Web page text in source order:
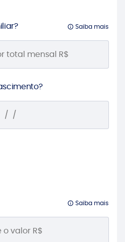
Saiba mais
Saiba mais